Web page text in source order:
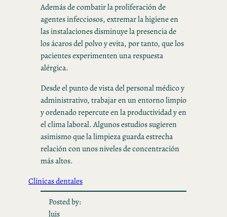
Además de combatir la proliferación de
agentes infecciosos, extremar la higiene en
las instalaciones disminuye la presencia de
los ácaros del polvo y evita, por tanto, que los
pacientes experimenten una respuesta
alérgica.
Desde el punto de vista del personal médico y
administrativo, trabajar en un entorno limpio
y ordenado repercute en la productividad y en
el clima laboral. Algunos estudios sugieren
asimismo que la limpieza guarda estrecha
relación con unos niveles de concentración
más altos.
Clínicas dentales
Posted by:
luis